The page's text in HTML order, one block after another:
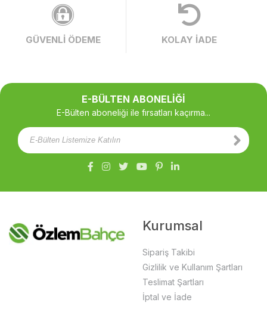
GÜVENLİ ÖDEME KOLAY İADE
E-BÜLTEN ABONELİĞİ
E-Bülten aboneliği ile fırsatları kaçırma...
Kurumsal
Sipariş Takibi
Gizlilik ve Kullanım Şartları
Teslimat Şartları
İptal ve İade